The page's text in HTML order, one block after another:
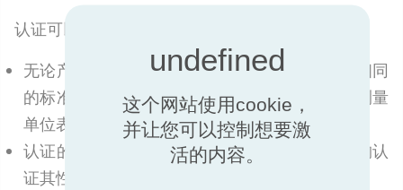
认证可以实现客观的对比。
无论产品是在哪个国家制造或销售，只要根据相同
的标准来评估产品性能，评估结果就以相同的测量
单位表示。
认证的产品是由公正、独立且能胜任的认证机构认
证其性能。
这个网站使用cookie，
并让您可以控制想要激
活的内容。